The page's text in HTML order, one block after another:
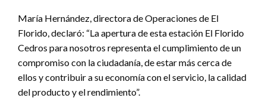
María Hernández, directora de Operaciones de El
Florido, declaró: “La apertura de esta estación El Florido
Cedros para nosotros representa el cumplimiento de un
compromiso con la ciudadanía, de estar más cerca de
ellos y contribuir a su economía con el servicio, la calidad
del producto y el rendimiento”.